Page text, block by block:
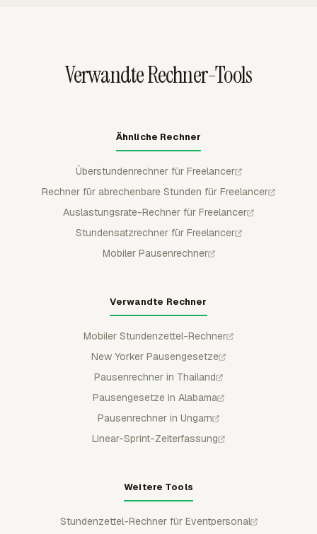
Verwandte Rechner-Tools
Ähnliche Rechner
Überstundenrechner für Freelancer
Rechner für abrechenbare Stunden für Freelancer
Auslastungsrate-Rechner für Freelancer
Stundensatzrechner für Freelancer
Mobiler Pausenrechner
Verwandte Rechner
Mobiler Stundenzettel-Rechner
New Yorker Pausengesetze
Pausenrechner in Thailand
Pausengesetze in Alabama
Pausenrechner in Ungarn
Linear-Sprint-Zeiterfassung
Weitere Tools
Stundenzettel-Rechner für Eventpersonal